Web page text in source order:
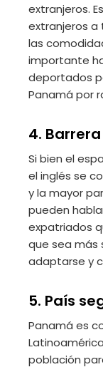
extranjeros.
extranjeros a
las
importante
deportados
Panamá por
4.
Si bien el
el inglés se
y la mayor
pueden
expatriados
que sea más
adaptarse y
5. País
Panamá es
población